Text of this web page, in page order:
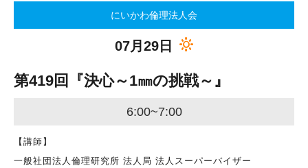
にいかわ倫理法人会
07月29日
第419回『決心～1㎜の挑戦～』
6:00~7:00
【講師】
一般社団法人倫理研究所 法人局 法人スーパーバイザー